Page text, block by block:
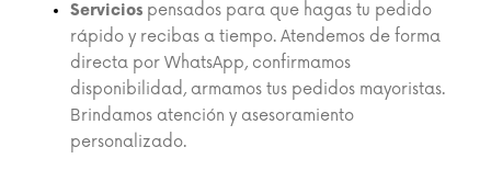
Serviciospensados para que hagas tu pedido
rápido y recibas a tiempo. Atendemos de forma
directa por WhatsApp, confirmamos
disponibilidad, armamos tus pedidos mayoristas.
Brindamos atención y asesoramiento
personalizado.